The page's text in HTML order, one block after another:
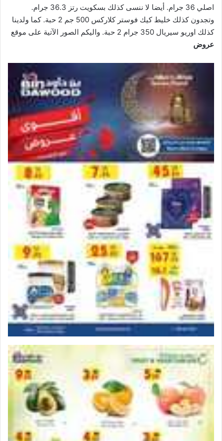
اصلي 36 جرام. أيضا لا ننسى كذلك بسكويت رتز 36.3 جرام.
وتجدون كذلك خليط كيك فوستر كلاركس 500 جم 2 حبة. كما ولدينا
كذلك اوريو سيريال 350 جرام 2 حبة. واليكم الصور الآتية على موقع
عروض